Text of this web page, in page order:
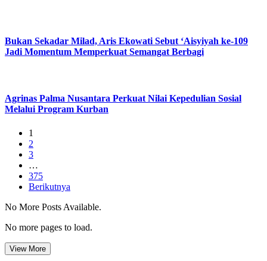
Bukan Sekadar Milad, Aris Ekowati Sebut ‘Aisyiyah ke-109
Jadi Momentum Memperkuat Semangat Berbagi
Agrinas Palma Nusantara Perkuat Nilai Kepedulian Sosial
Melalui Program Kurban
1
2
3
…
375
Berikutnya
No More Posts Available.
No more pages to load.
View More